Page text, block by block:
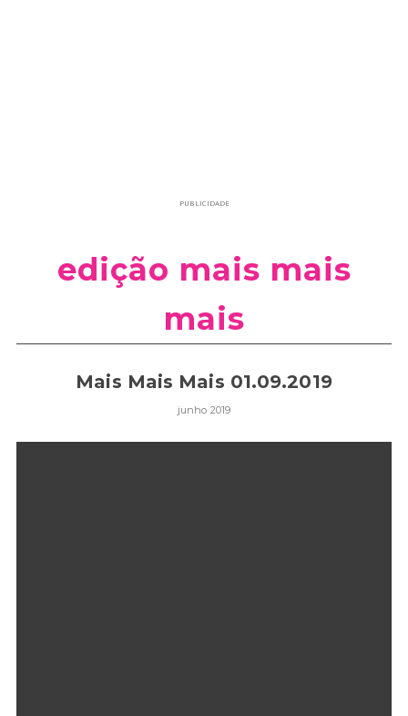
PUBLICIDADE
edição mais mais
mais
Mais Mais Mais 01.09.2019
junho 2019